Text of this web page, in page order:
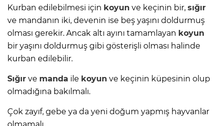
Kurban edilebilmesi için koyun ve keçinin bir, sığır
ve mandanın iki, devenin ise beş yaşını doldurmuş
olması gerekir. Ancak altı ayını tamamlayan koyun
bir yaşını doldurmuş gibi gösterişli olması halinde
kurban edilebilir.
Sığır ve manda ile koyun ve keçinin küpesinin olup
olmadığına bakılmalı.
Çok zayıf, gebe ya da yeni doğum yapmış hayvanlar